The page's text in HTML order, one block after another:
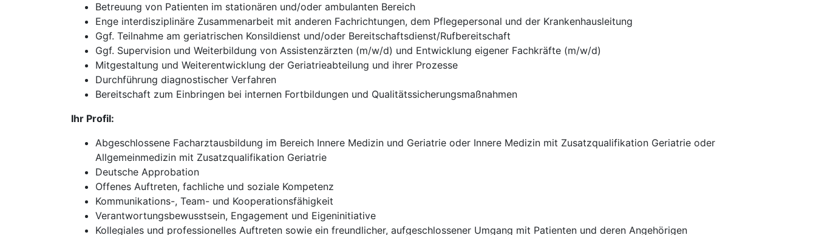
Betreuung von Patienten im stationären und/oder ambulanten Bereich
Enge interdisziplinäre Zusammenarbeit mit anderen Fachrichtungen, dem Pflegepersonal und der Krankenhausleitung
Ggf. Teilnahme am geriatrischen Konsildienst und/oder Bereitschaftsdienst/Rufbereitschaft
Ggf. Supervision und Weiterbildung von Assistenzärzten (m/w/d) und Entwicklung eigener Fachkräfte (m/w/d)
Mitgestaltung und Weiterentwicklung der Geriatrieabteilung und ihrer Prozesse
Durchführung diagnostischer Verfahren
Bereitschaft zum Einbringen bei internen Fortbildungen und Qualitätssicherungsmaßnahmen
Ihr Profil:
Abgeschlossene Facharztausbildung im Bereich Innere Medizin und Geriatrie oder Innere Medizin mit Zusatzqualifikation Geriatrie oder
Allgemeinmedizin mit Zusatzqualifikation Geriatrie
Deutsche Approbation
Offenes Auftreten, fachliche und soziale Kompetenz
Kommunikations-, Team- und Kooperationsfähigkeit
Verantwortungsbewusstsein, Engagement und Eigeninitiative
Kollegiales und professionelles Auftreten sowie ein freundlicher, aufgeschlossener Umgang mit Patienten und deren Angehörigen